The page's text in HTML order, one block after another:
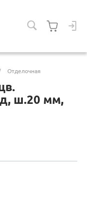
Отделочная
ш.20 мм,